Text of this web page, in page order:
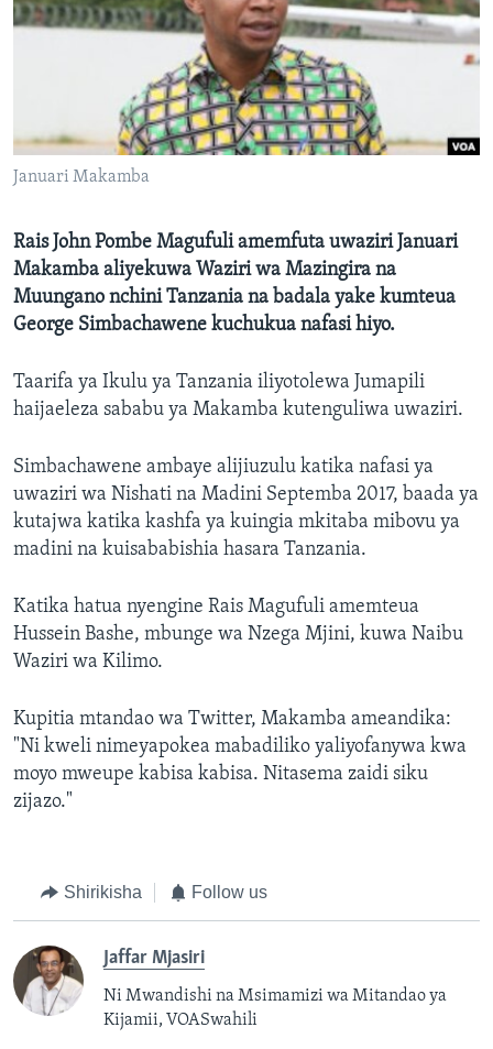
Januari Makamba
Rais John Pombe Magufuli amemfuta uwaziri Januari
Makamba aliyekuwa Waziri wa Mazingira na
Muungano nchini Tanzania na badala yake kumteua
George Simbachawene kuchukua nafasi hiyo.
Taarifa ya Ikulu ya Tanzania iliyotolewa Jumapili
haijaeleza sababu ya Makamba kutenguliwa uwaziri.
Simbachawene ambaye alijiuzulu katika nafasi ya
uwaziri wa Nishati na Madini Septemba 2017, baada ya
kutajwa katika kashfa ya kuingia mkitaba mibovu ya
madini na kuisababishia hasara Tanzania.
Katika hatua nyengine Rais Magufuli amemteua
Hussein Bashe, mbunge wa Nzega Mjini, kuwa Naibu
Waziri wa Kilimo.
Kupitia mtandao wa Twitter, Makamba ameandika:
"Ni kweli nimeyapokea mabadiliko yaliyofanywa kwa
moyo mweupe kabisa kabisa. Nitasema zaidi siku
zijazo."
Shirikisha Follow us
Jaffar Mjasiri
Ni Mwandishi na Msimamizi wa Mitandao ya
Kijamii, VOASwahili